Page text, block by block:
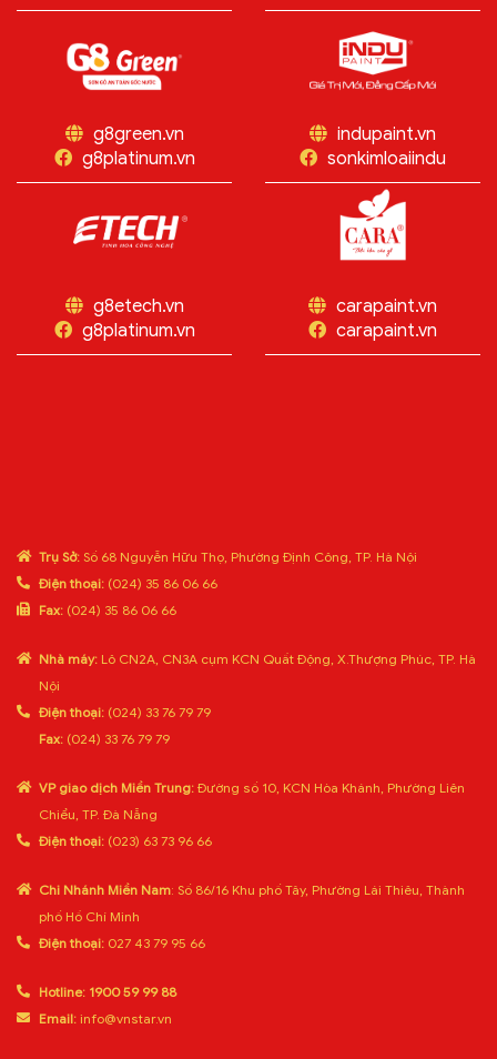
g8green.vn
g8platinum.vn
indupaint.vn
sonkimloaiindu
g8etech.vn
g8platinum.vn
carapaint.vn
carapaint.vn
Trụ Sở: Số 68 Nguyễn Hữu Thọ, Phường Định Công, TP. Hà Nội
Điện thoại: (024) 35 86 06 66
Fax: (024) 35 86 06 66
Nhà máy: Lô CN2A, CN3A cụm KCN Quất Động, X.Thượng Phúc, TP. Hà
Nội
Điện thoại: (024) 33 76 79 79
Fax: (024) 33 76 79 79
VP giao dịch Miền Trung: Đường số 10, KCN Hòa Khánh, Phường Liên
Chiểu, TP. Đà Nẵng
Điện thoại: (023) 63 73 96 66
Chi Nhánh Miền Nam: Số 86/16 Khu phố Tây, Phường Lái Thiêu, Thành
phố Hồ Chí Minh
Điện thoại: 027 43 79 95 66
Hotline: 1900 59 99 88
Email: info@vnstar.vn